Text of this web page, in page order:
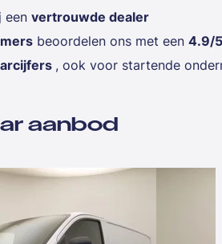
een vertrouwde dealer
beoordelen ons met een 4.9/5
, ook voor startende
aanbod